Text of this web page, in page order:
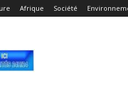
Afrique Société